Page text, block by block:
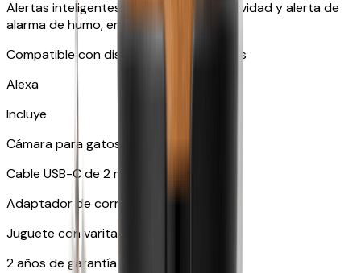
Alertas inteligentes como alerta de actividad y alerta de
alarma de humo, entre muchas otras.
Compatible con dispositivos inteligentes
Alexa
Incluye
Cámara para gatos Furbo 360°
Cable USB-C de 2 m
Adaptador de corriente Furbo
Juguete con varita de plumas
2 años de garantía